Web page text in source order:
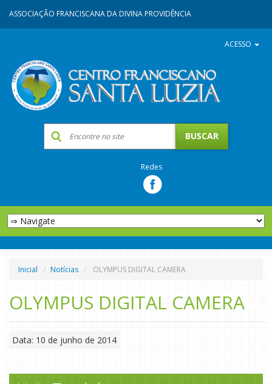
ASSOCIAÇÃO FRANCISCANA DA DIVINA PROVIDÊNCIA
ACESSO
Redes
Inicial Notícias OLYMPUS DIGITAL CAMERA
OLYMPUS DIGITAL CAMERA
Data: 10 de junho de 2014